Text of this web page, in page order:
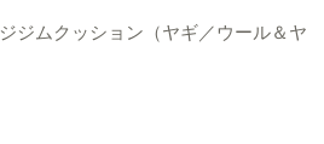
ジムクッション（ヤギ／ウール＆ヤ